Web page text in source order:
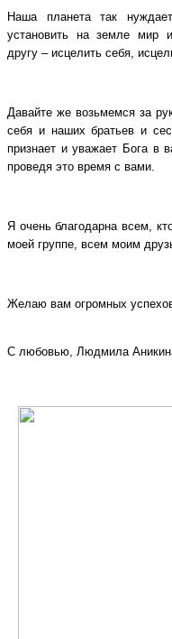
Наша планета так
установить на земле мир
другу – исцелить себя,
Давайте же возьмемся за
себя и наших братьев и
признает и уважает Бога в
проведя это время с вами.
Я очень благодарна всем,
моей группе, всем моим
Желаю вам огромных
С любовью, Людмила